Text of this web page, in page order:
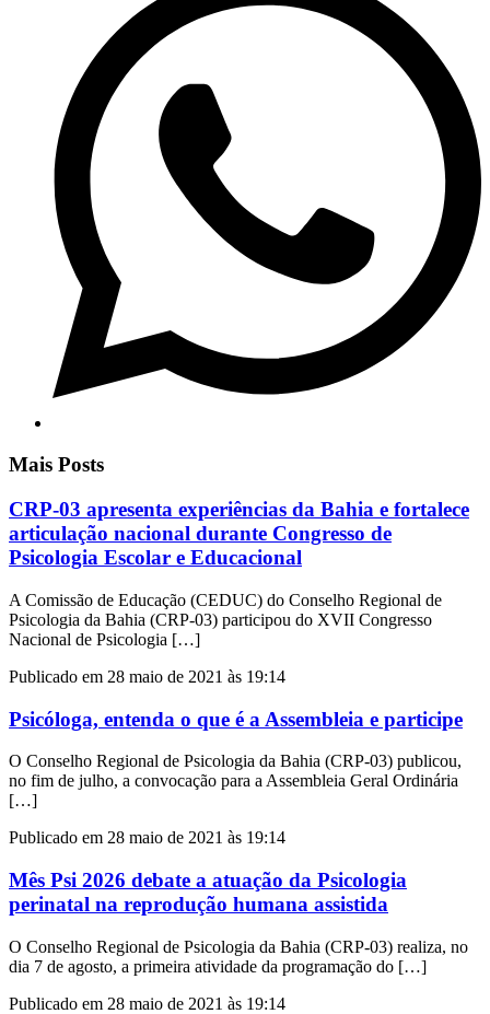
Mais Posts
CRP-03 apresenta experiências da Bahia e fortalece
articulação nacional durante Congresso de
Psicologia Escolar e Educacional
A Comissão de Educação (CEDUC) do Conselho Regional de
Psicologia da Bahia (CRP-03) participou do XVII Congresso
Nacional de Psicologia […]
Publicado em 28 maio de 2021 às 19:14
Psicóloga, entenda o que é a Assembleia e participe
O Conselho Regional de Psicologia da Bahia (CRP-03) publicou,
no fim de julho, a convocação para a Assembleia Geral Ordinária
[…]
Publicado em 28 maio de 2021 às 19:14
Mês Psi 2026 debate a atuação da Psicologia
perinatal na reprodução humana assistida
O Conselho Regional de Psicologia da Bahia (CRP-03) realiza, no
dia 7 de agosto, a primeira atividade da programação do […]
Publicado em 28 maio de 2021 às 19:14